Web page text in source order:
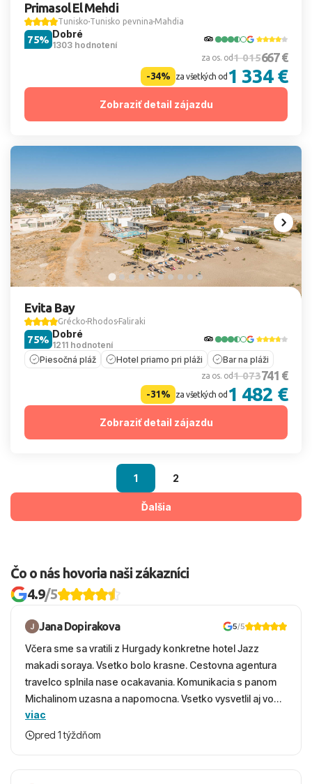
Primasol El Mehdi
Tunisko Tunisko pevnina Mahdia
Dobré
1303 hodnotení
75%
za os. od1 015667 €
-34% za všetkých od 1 334 €
Zobraziť detail zájazdu
Evita Bay
Grécko Rhodos Faliraki
Dobré
1211 hodnotení
75%
Piesočná pláž Hotel priamo pri pláži Bar na pláži
za os. od1 073741 €
-31% za všetkých od 1 482 €
Zobraziť detail zájazdu
1 2
Ďalšia
Čo o nás hovoria naši zákazníci
4.9/5
Jana Dopirakova 5/5
Včera sme sa vratili z Hurgady konkretne hotel Jazz
makadi soraya. Vsetko bolo krasne. Cestovna agentura
travelco splnila nase ocakavania. Komunikacia s panom
Michalinom uzasna a napomocna. Vsetko vysvetlil aj vo
vecernych hodinach zaco sa ospravedlnujem. Hotel
krasny, cisty. Sluzby top. Strava, prostredie, more,
viac
pred 1 týždňom